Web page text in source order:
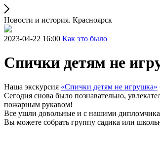
Новости и история. Красноярск
2023-04-22 16:00 Как это было
Спички детям не
Наша экскурсия «Спички детям не игрушка»
Сегодня снова было познавательно,
пожарным рукавом!
Все ушли довольные и с нашими
Вы можете собрать группу садика или